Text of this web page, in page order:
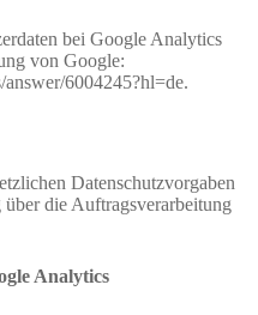
bei Google Analytics
von Google:
6004245?hl=de.
Datenschutzvorgaben
die Auftragsverarbeitung
Analytics